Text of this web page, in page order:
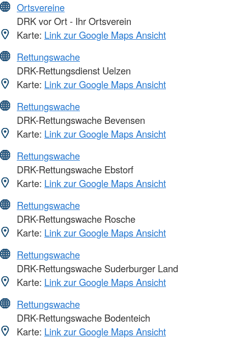
Ortsvereine
DRK vor Ort - Ihr Ortsverein
Karte: Link zur Google Maps Ansicht
Rettungswache
DRK-Rettungsdienst Uelzen
Karte: Link zur Google Maps Ansicht
Rettungswache
DRK-Rettungswache Bevensen
Karte: Link zur Google Maps Ansicht
Rettungswache
DRK-Rettungswache Ebstorf
Karte: Link zur Google Maps Ansicht
Rettungswache
DRK-Rettungswache Rosche
Karte: Link zur Google Maps Ansicht
Rettungswache
DRK-Rettungswache Suderburger Land
Karte: Link zur Google Maps Ansicht
Rettungswache
DRK-Rettungswache Bodenteich
Karte: Link zur Google Maps Ansicht